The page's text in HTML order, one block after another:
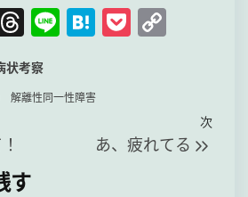
T
hr
e
a
s
Li
n
H
at
n
a
P
o
et Li
n
状考察
解離性同一性障害
次
次
あ、疲れてる
す